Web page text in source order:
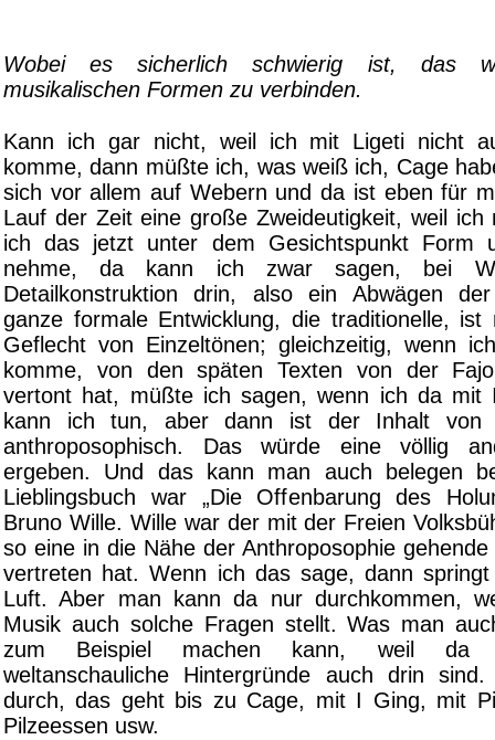
Wobei es sicherlich schwierig ist, das
musikalischen Formen zu verbinden.
Kann ich gar nicht, weil ich mit Ligeti nicht
komme, dann müßte ich, was weiß ich, Cage
sich vor allem auf Webern und da ist eben für
Lauf der Zeit eine große Zweideutigkeit, weil ich
ich das jetzt unter dem Gesichtspunkt Form
nehme, da kann ich zwar sagen, bei
Detailkonstruktion drin, also ein Abwägen
ganze formale Entwicklung, die traditionelle, ist
Geflecht von Einzeltönen; gleichzeitig, wenn
komme, von den späten Texten von der
vertont hat, müßte ich sagen, wenn ich da mit
kann ich tun, aber dann ist der Inhalt von
anthroposophisch. Das würde eine völlig
ergeben. Und das kann man auch belegen
Lieblingsbuch war „Die Offenbarung des
Bruno Wille. Wille war der mit der Freien
so eine in die Nähe der Anthroposophie gehende
vertreten hat. Wenn ich das sage, dann
Luft. Aber man kann da nur durchkommen,
Musik auch solche Fragen stellt. Was man
zum Beispiel machen kann, weil da
weltanschauliche Hintergründe auch drin
durch, das geht bis zu Cage, mit I Ging, mit
Pilzeessen usw.